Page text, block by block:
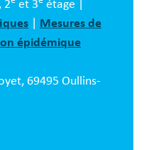
2 et 3
étage |
Mesures de
épidémique
69495 Oullins-